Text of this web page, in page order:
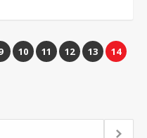
10 11 12 13 14